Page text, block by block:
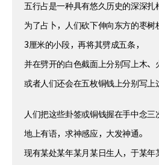
五行占是一种具有悠久历史的深深
为了占卜，人们砍下伸向东方的枣树
3厘米的小段，再将其劈成五条，
并在劈开的白色截面上分别写上木、
或者人们还会在五枚铜钱上分别写上
人们把这些卦签或铜钱握在手中念三
地上有语，求神感应，大发神通。
现有某处某年某月某日生人，于某年